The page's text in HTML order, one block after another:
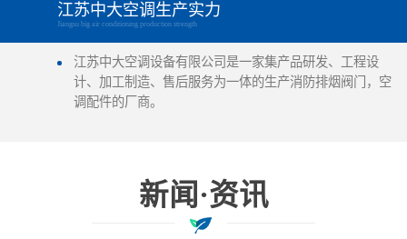
江苏中大空调生产实力
Jiangsu big air conditioning production strength
江苏中大空调设备有限公司是一家集产品研发、工程设
计、加工制造、售后服务为一体的生产消防排烟阀门，空
调配件的厂商。
新闻·资讯